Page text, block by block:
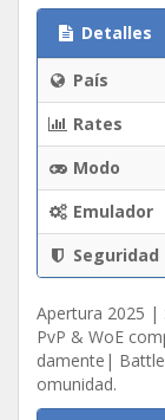
Detalles
País
Rates
Modo
Emulador
Seguridad
Apertura 2025 |
PvP & WoE
damente|
omunidad.